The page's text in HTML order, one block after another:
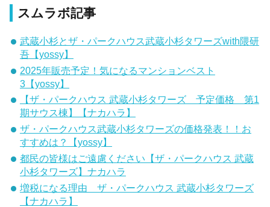
スムラボ記事
武蔵小杉とザ・パークハウス武蔵小杉タワーズwith隈研
吾【yossy】
2025年販売予定！気になるマンションベスト
3【yossy】
【ザ・パークハウス 武蔵小杉タワーズ 予定価格 第1
期サウス棟】【ナカハラ】
ザ・パークハウス武蔵小杉タワーズの価格発表！！お
すすめは？【yossy】
都民の皆様はご遠慮ください【ザ・パークハウス 武蔵
小杉タワーズ】ナカハラ
増税になる理由 ザ・パークハウス 武蔵小杉タワーズ
【ナカハラ】